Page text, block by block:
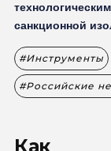
санкционной
Инструменты
Российские
Как